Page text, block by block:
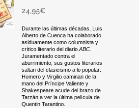
24,95€
Durante las últimas décadas, Luis
Alberto de Cuenca ha colaborado
asiduamente como columnista y
crítico literario del diario ABC
Juramentado contra el
aburrimiento, sus gustos literarios
saltan del clasicismo a lo popular:
Homero y Virgilio caminan de la
mano del Príncipe Valiente y
Shakespeare acude del brazo de
Tarzán a ver la última película de
Quentin Tarantino.